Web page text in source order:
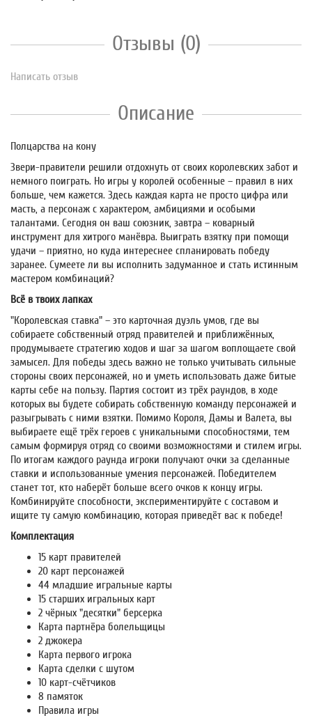
Отзывы (0)
Написать отзыв
Описание
Полцарства на кону
Звери-правители решили отдохнуть от своих королевских забот и
немного поиграть. Но игры у королей особенные – правил в них
больше, чем кажется. Здесь каждая карта не просто цифра или
масть, а персонаж с характером, амбициями и особыми
талантами. Сегодня он ваш союзник, завтра – коварный
инструмент для хитрого манёвра. Выиграть взятку при помощи
удачи – приятно, но куда интереснее спланировать победу
заранее. Сумеете ли вы исполнить задуманное и стать истинным
мастером комбинаций?
Всё в твоих лапках
"Королевская ставка" – это карточная дуэль умов, где вы
собираете собственный отряд правителей и приближённых,
продумываете стратегию ходов и шаг за шагом воплощаете свой
замысел. Для победы здесь важно не только учитывать сильные
стороны своих персонажей, но и уметь использовать даже битые
карты себе на пользу. Партия состоит из трёх раундов, в ходе
которых вы будете собирать собственную команду персонажей и
разыгрывать с ними взятки. Помимо Короля, Дамы и Валета, вы
выбираете ещё трёх героев с уникальными способностями, тем
самым формируя отряд со своими возможностями и стилем игры.
По итогам каждого раунда игроки получают очки за сделанные
ставки и использованные умения персонажей. Победителем
станет тот, кто наберёт больше всего очков к концу игры.
Комбинируйте способности, экспериментируйте с составом и
ищите ту самую комбинацию, которая приведёт вас к победе!
Комплектация
15 карт правителей
20 карт персонажей
44 младшие игральные карты
15 старших игральных карт
2 чёрных "десятки" берсерка
Карта партнёра болельщицы
2 джокера
Карта первого игрока
Карта сделки с шутом
10 карт-счётчиков
8 памяток
Правила игры